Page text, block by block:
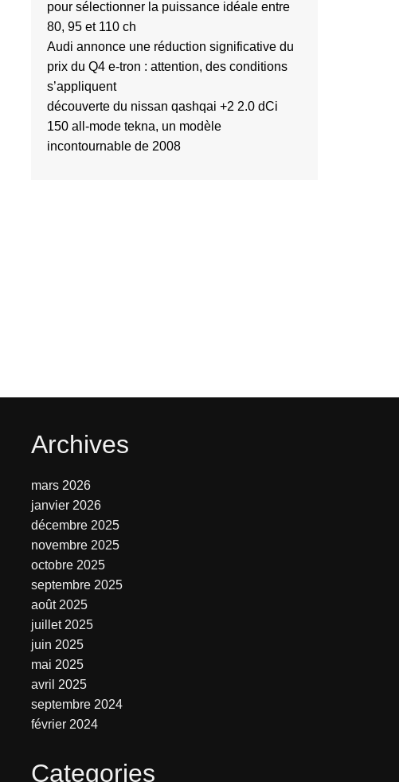
pour sélectionner la puissance idéale entre
80, 95 et 110 ch
Audi annonce une réduction significative du
prix du Q4 e-tron : attention, des conditions
s’appliquent
découverte du nissan qashqai +2 2.0 dCi
150 all-mode tekna, un modèle
incontournable de 2008
Archives
mars 2026
janvier 2026
décembre 2025
novembre 2025
octobre 2025
septembre 2025
août 2025
juillet 2025
juin 2025
mai 2025
avril 2025
septembre 2024
février 2024
Categories